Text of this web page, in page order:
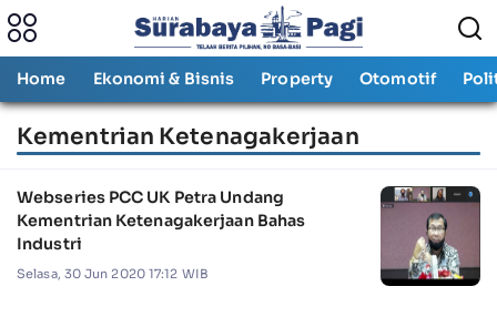
Home Ekonomi & Bisnis Property Otomotif
Kementrian Ketenagakerjaan
Webseries PCC UK Petra Undang
Kementrian Ketenagakerjaan Bahas
Industri
Selasa, 30 Jun 2020 17:12 WIB